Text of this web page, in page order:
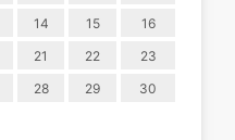
14 15
16
21 22
23
28 29
30